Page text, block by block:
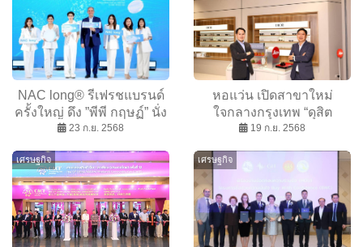
NAC long® รีเฟรชแบรนด์
ครั้งใหญ่ ดึง ”พีพี กฤษฏ์” นั่ง
พรีเซนเตอร์คนแรก รุกตลาด
23 ก.ย. 2568
หอแว่น เปิดสาขาใหม่
ใจกลางกรุงเทพ “ดุสิต
เซ็นทรัล พาร์ค” ดูแลสายตา
ระดับโลก
19 ก.ย. 2568
เศรษฐกิจ เศรษฐกิจ